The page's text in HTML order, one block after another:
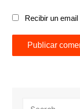
Recibir un